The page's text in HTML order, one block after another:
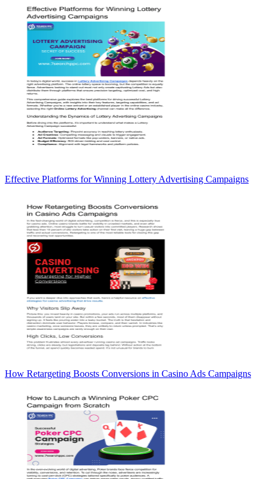
Effective Platforms for Winning Lottery Advertising Campaigns
How Retargeting Boosts Conversions in Casino Ads Campaigns